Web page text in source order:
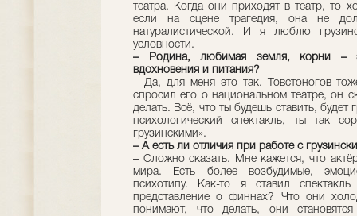
театра. Когда они приходят в театр, то
если на сцене трагедия, она не
натуралистической. И я люблю
условности.
– Родина, любимая земля, корни –
вдохновения и питания?
– Да, для меня это так. Товстоногов
спросил его о национальном театре, он
делать. Всё, что ты будешь ставить, будет
психологический спектакль, ты так
грузинскими».
– А есть ли отличия при работе с
– Сложно сказать. Мне кажется, что
мира. Есть более возбудимые,
психотипу. Как-то я ставил
представление о финнах? Что они
понимают, что делать, они